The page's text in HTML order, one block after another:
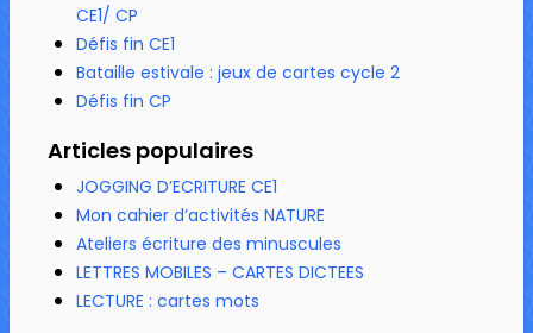
CE1/ CP
Défis fin CE1
Bataille estivale : jeux de cartes cycle 2
Défis fin CP
Articles populaires
JOGGING D’ECRITURE CE1
Mon cahier d’activités NATURE
Ateliers écriture des minuscules
LETTRES MOBILES – CARTES DICTEES
LECTURE : cartes mots